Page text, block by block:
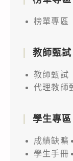
榜單專區
教師甄試
教師甄試
代理教師
學生專區
成績缺曠
學生手冊